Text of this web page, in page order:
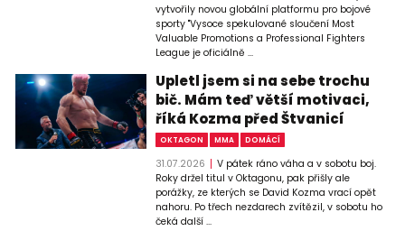
vytvořily novou globální platformu pro bojové
sporty "Vysoce spekulované sloučení Most
Valuable Promotions a Professional Fighters
League je oficiálně ...
Upletl jsem si na sebe trochu
bič. Mám teď větší motivaci,
říká Kozma před Štvanicí
OKTAGON MMA DOMÁCÍ
31.07.2026
V pátek ráno váha a v sobotu boj.
Roky držel titul v Oktagonu, pak přišly ale
porážky, ze kterých se David Kozma vrací opět
nahoru. Po třech nezdarech zvítězil, v sobotu ho
čeká další ...